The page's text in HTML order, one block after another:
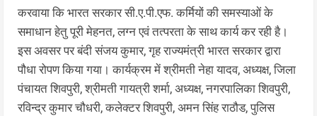
करवाया कि भारत सरकार सी.ए.पी.एफ. कर्मियों की समस्याओं के
समाधान हेतु पूरी मेहनत, लग्न एवं तत्परता के साथ कार्य कर रही है।
इस अवसर पर बंदी संजय कुमार, गृह राज्यमंत्री भारत सरकार द्वारा
पौधा रोपण किया गया। कार्यक्रम में श्रीमती नेहा यादव, अध्यक्ष, जिला
पंचायत शिवपुरी, श्रीमती गायत्री शर्मा, अध्यक्ष, नगरपालिका शिवपुरी,
रविन्द्र कुमार चौधरी, कलेक्टर शिवपुरी, अमन सिंह राठौड, पुलिस